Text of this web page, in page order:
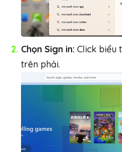
Chọn Sign in: Click biểu
trên phải.